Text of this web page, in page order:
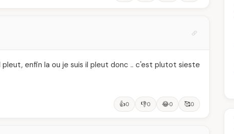
enfin la ou je suis il pleut donc .. c'est plutot sieste
👍0 👎0 😂0 🥰0